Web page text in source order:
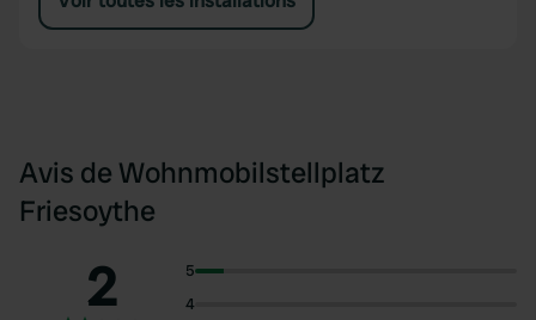
Avis de Wohnmobilstellplatz
Friesoythe
2
5
4